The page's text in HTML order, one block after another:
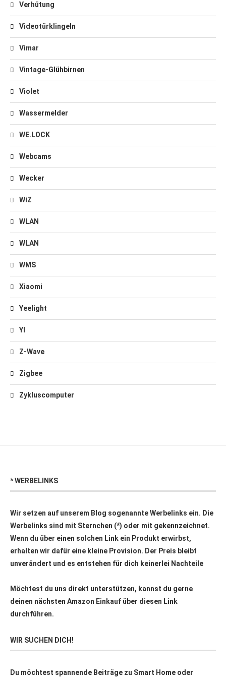
Verhütung
Videotürklingeln
Vimar
Vintage-Glühbirnen
Violet
Wassermelder
WE.LOCK
Webcams
Wecker
WiZ
WLAN
WLAN
WMS
Xiaomi
Yeelight
YI
Z-Wave
Zigbee
Zykluscomputer
* WERBELINKS
Wir setzen auf unserem Blog sogenannte Werbelinks ein. Die
Werbelinks sind mit Sternchen (*) oder mit gekennzeichnet.
Wenn du über einen solchen Link ein Produkt erwirbst,
erhalten wir dafür eine kleine Provision. Der Preis bleibt
unverändert und es entstehen für dich keinerlei Nachteile
Möchtest du uns direkt unterstützen, kannst du gerne
deinen nächsten Amazon Einkauf über diesen Link
durchführen.
WIR SUCHEN DICH!
Du möchtest spannende Beiträge zu Smart Home oder